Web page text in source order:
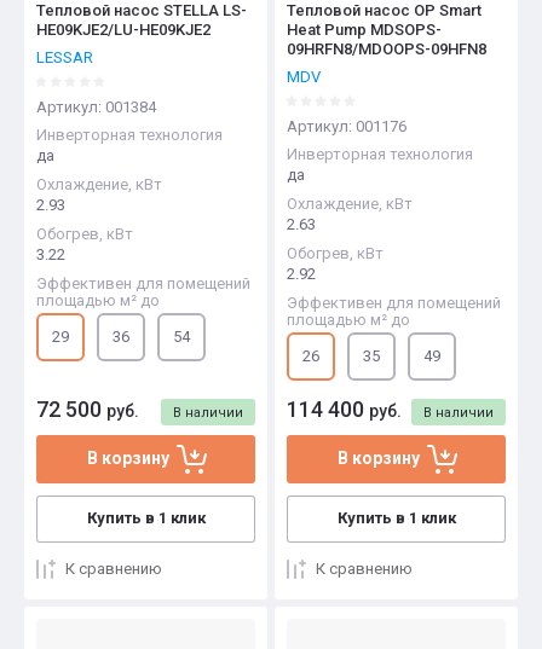
Тепловой насос STELLA LS-
HE09KJE2/LU-HE09KJE2
LESSAR
Артикул: 001384
Инверторная технология
да
Охлаждение, кВт
2.93
Обогрев, кВт
3.22
Эффективен для помещений
площадью м² до
29
36 54
В наличии
72 500 руб.
В корзину
Купить в 1 клик
К сравнению
Тепловой насос OP Smart
Heat Pump MDSOPS-
09HRFN8/MDOOPS-09HFN8
MDV
Артикул: 001176
Инверторная технология
да
Охлаждение, кВт
2.63
Обогрев, кВт
2.92
Эффективен для помещений
площадью м² до
26
35 49
В наличии
114 400 руб.
В корзину
Купить в 1 клик
К сравнению